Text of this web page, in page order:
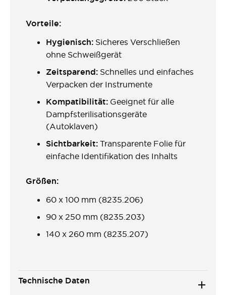
Vorteile:
Hygienisch: Sicheres Verschließen
ohne Schweißgerät
Zeitsparend: Schnelles und einfaches
Verpacken der Instrumente
Kompatibilität: Geeignet für alle
Dampfsterilisationsgeräte
(Autoklaven)
Sichtbarkeit: Transparente Folie für
einfache Identifikation des Inhalts
Größen:
60 x 100 mm (8235.206)
90 x 250 mm (8235.203)
140 x 260 mm (8235.207)
Technische Daten